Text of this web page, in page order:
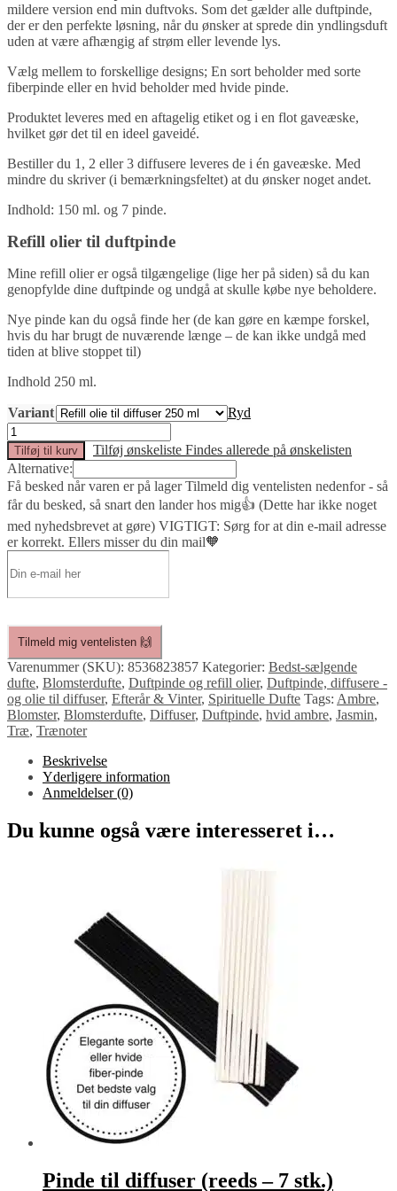
mildere version end min duftvoks. Som det gælder alle duftpinde,
der er den perfekte løsning, når du ønsker at sprede din yndlingsduft
uden at være afhængig af strøm eller levende lys.
Vælg mellem to forskellige designs; En sort beholder med sorte
fiberpinde eller en hvid beholder med hvide pinde.
Produktet leveres med en aftagelig etiket og i en flot gaveæske,
hvilket gør det til en ideel gaveidé.
Bestiller du 1, 2 eller 3 diffusere leveres de i én gaveæske. Med
mindre du skriver (i bemærkningsfeltet) at du ønsker noget andet.
Indhold: 150 ml. og 7 pinde.
Refill olier til duftpinde
Mine refill olier er også tilgængelige (lige her på siden) så du kan
genopfylde dine duftpinde og undgå at skulle købe nye beholdere.
Nye pinde kan du også finde her (de kan gøre en kæmpe forskel,
hvis du har brugt de nuværende længe – de kan ikke undgå med
tiden at blive stoppet til)
Indhold 250 ml.
Variant
Ryd
Alien
Crush:
Duftpinde
og
refills
antal
Tilføj til kurv Tilføj ønskeliste Findes allerede på ønskelisten
Alternative:
Få besked når varen er på lagerTilmeld dig ventelisten nedenfor - så
får du besked, så snart den lander hos mig👍 (Dette har ikke noget
med nyhedsbrevet at gøre) VIGTIGT: Sørg for at din e-mail adresse
er korrekt. Ellers misser du din mail🧡
Tilmeld mig ventelisten 🙌
Varenummer (SKU): 8536823857 Kategorier: Bedst-sælgende
dufte, Blomsterdufte, Duftpinde og refill olier, Duftpinde, diffusere -
og olie til diffuser, Efterår & Vinter, Spirituelle Dufte Tags: Ambre,
Blomster, Blomsterdufte, Diffuser, Duftpinde, hvid ambre, Jasmin,
Træ, Trænoter
Beskrivelse
Yderligere information
Anmeldelser (0)
Du kunne også være interesseret i…
Pinde til diffuser (reeds – 7 stk.)